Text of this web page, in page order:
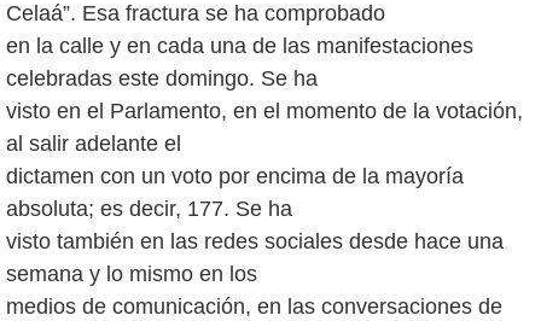
Celaá”. Esa fractura se ha comprobado
en la calle y en cada una de las manifestaciones
celebradas este domingo. Se ha
visto en el Parlamento, en el momento de la votación,
al salir adelante el
dictamen con un voto por encima de la mayoría
absoluta; es decir, 177. Se ha
visto también en las redes sociales desde hace una
semana y lo mismo en los
medios de comunicación, en las conversaciones de